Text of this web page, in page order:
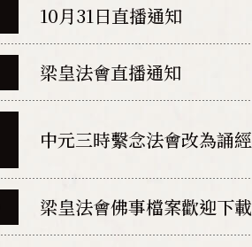
10月31日直播通知
梁皇法會直播通知
中元三時繫念法會改為誦經
梁皇法會佛事檔案歡迎下載